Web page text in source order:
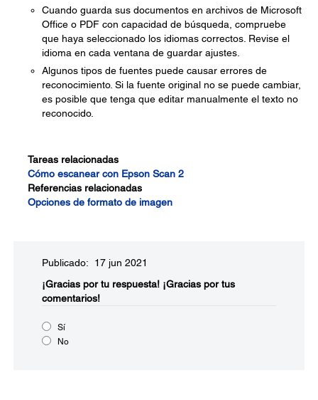
Cuando guarda sus documentos en archivos de Microsoft
Office o PDF con capacidad de búsqueda, compruebe
que haya seleccionado los idiomas correctos. Revise el
idioma en cada ventana de guardar ajustes.
Algunos tipos de fuentes puede causar errores de
reconocimiento. Si la fuente original no se puede cambiar,
es posible que tenga que editar manualmente el texto no
reconocido.
Tareas relacionadas
Cómo escanear con Epson Scan 2
Referencias relacionadas
Opciones de formato de imagen
Publicado: 17 jun 2021
¡Gracias por tu respuesta! ¡Gracias por tus
comentarios!
Sí
No